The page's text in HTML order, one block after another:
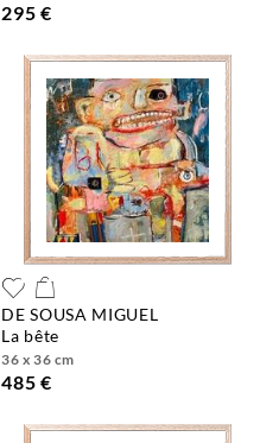
295 €
DE SOUSA MIGUEL
la bête
36 x 36 cm
485 €